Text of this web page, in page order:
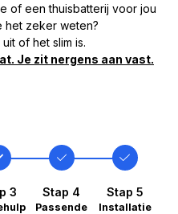
of een thuisbatterij voor jou
het zeker weten?
of het slim is.
Je zit nergens aan vast.
3 Stap 4
Passende
Stap 5
Installatie